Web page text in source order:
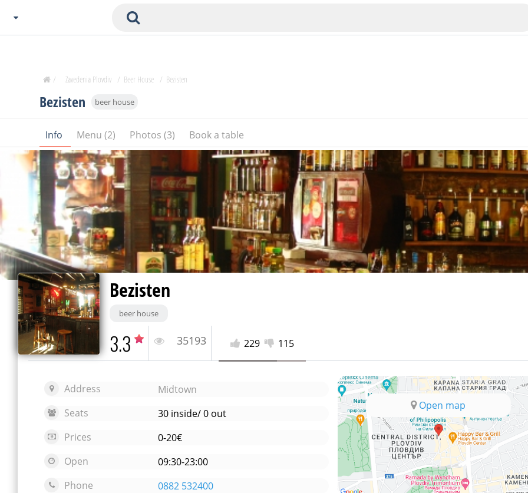
Plovdiv
Burgas
Veliko Tarnovo
Basnko
Ohters
SOFIA
Plovdiv
Veliko Tarnovo
Basnko
Bezisten beer house
Info Menu (2) Photos (3) Book a table
/ Zavedenia Plovdiv / Beer House / Bezisten
Bezisten
beer house
3.3 35193 229 115
Address
Midtown
Seats
30 inside/ 0 out
Prices
0-20€
Open
09:30-23:00
Phone
0882 532400
Open map